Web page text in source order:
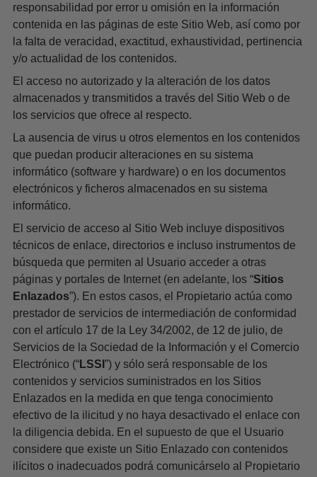
responsabilidad por error u omisión en la información
contenida en las páginas de este Sitio Web, así como por
la falta de veracidad, exactitud, exhaustividad, pertinencia
y/o actualidad de los contenidos.
El acceso no autorizado y la alteración de los datos
almacenados y transmitidos a través del Sitio Web o de
los servicios que ofrece al respecto.
La ausencia de virus u otros elementos en los contenidos
que puedan producir alteraciones en su sistema
informático (software y hardware) o en los documentos
electrónicos y ficheros almacenados en su sistema
informático.
El servicio de acceso al Sitio Web incluye dispositivos
técnicos de enlace, directorios e incluso instrumentos de
búsqueda que permiten al Usuario acceder a otras
páginas y portales de Internet (en adelante, los “Sitios
Enlazados”). En estos casos, el Propietario actúa como
prestador de servicios de intermediación de conformidad
con el artículo 17 de la Ley 34/2002, de 12 de julio, de
Servicios de la Sociedad de la Información y el Comercio
Electrónico (“LSSI ”) y sólo será responsable de los
contenidos y servicios suministrados en los Sitios
Enlazados en la medida en que tenga conocimiento
efectivo de la ilicitud y no haya desactivado el enlace con
la diligencia debida. En el supuesto de que el Usuario
considere que existe un Sitio Enlazado con contenidos
ilícitos o inadecuados podrá comunicárselo al Propietario